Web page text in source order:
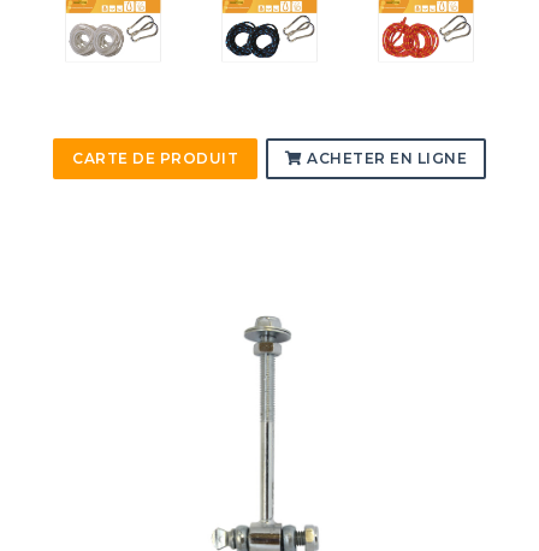
CARTE DE PRODUIT ACHETER EN LIGNE